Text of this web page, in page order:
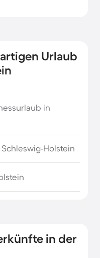
Urlaub
in
Holstein
in der